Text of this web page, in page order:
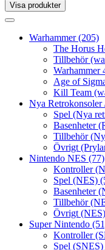
Visa produkter
Toggle
Toggle
navigationWarhammer(205)
The Horus
Tillbehör
Warhammer
Age of
Kill Team
Nya Retrokonsoler
Spel (Nya
Basenheter
Tillbehör
Övrigt
Nintendo NES (77)
Kontroller
Spel (NES)
Basenheter
Tillbehör
Övrigt (NES)
Super Nintendo
Kontroller
Spel (SNES)